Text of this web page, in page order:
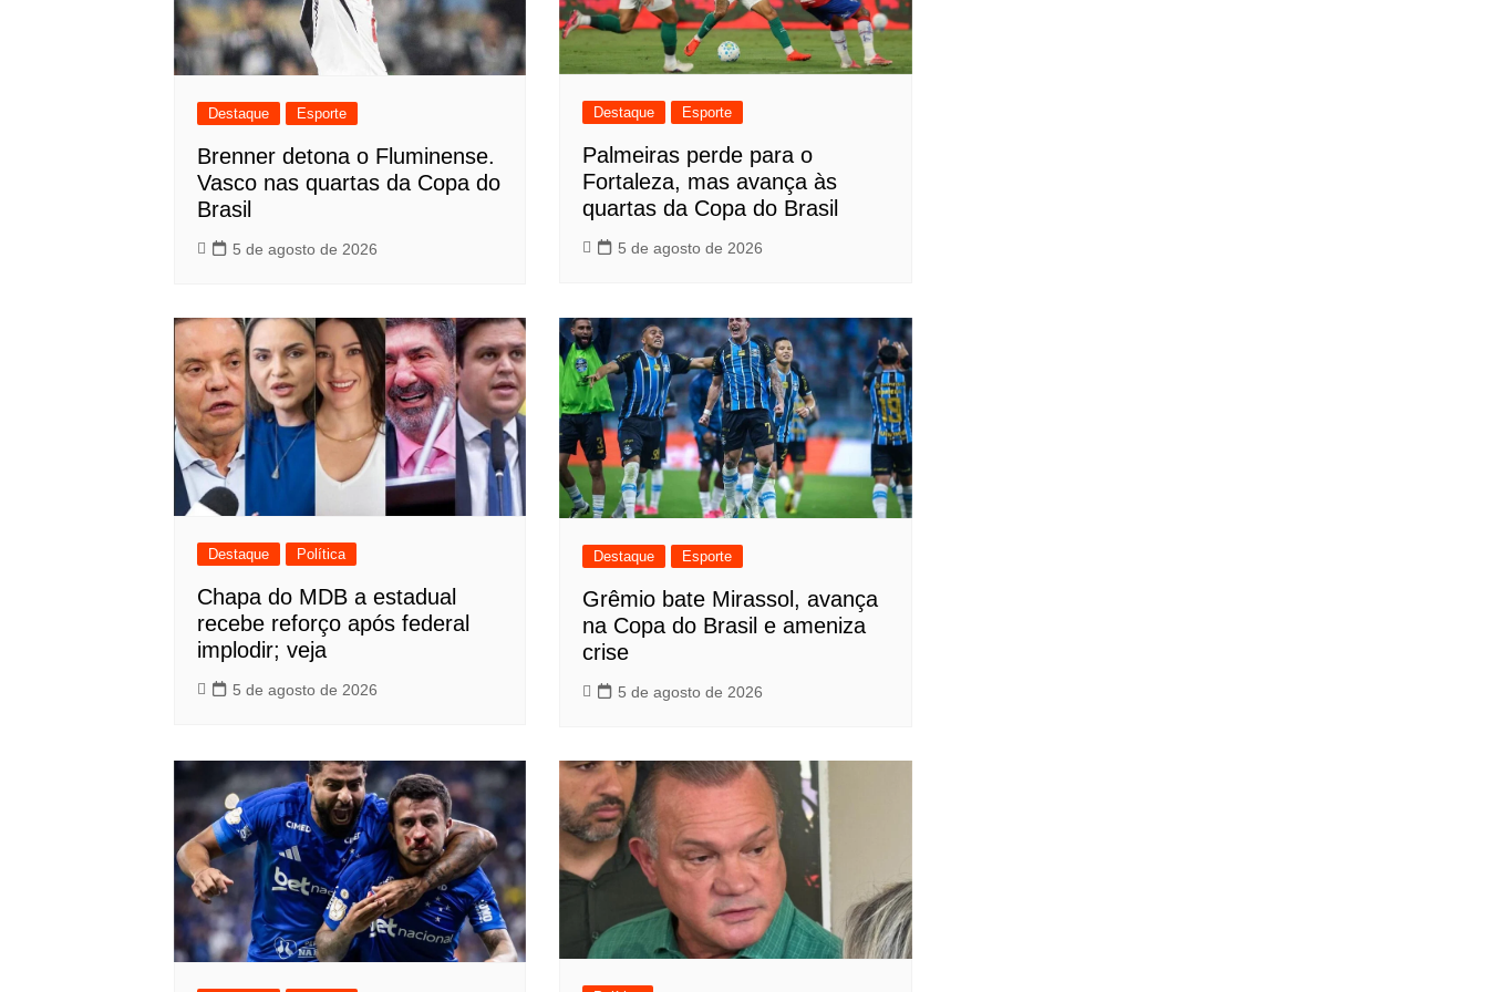
Destaque Esporte
Brenner detona o Fluminense.
Vasco nas quartas da Copa do
Brasil
5 de agosto de 2026
Destaque Esporte
Palmeiras perde para o
Fortaleza, mas avança às
quartas da Copa do Brasil
5 de agosto de 2026
Destaque Política
Chapa do MDB a estadual
recebe reforço após federal
implodir; veja
5 de agosto de 2026
Destaque Esporte
Grêmio bate Mirassol, avança
na Copa do Brasil e ameniza
crise
5 de agosto de 2026